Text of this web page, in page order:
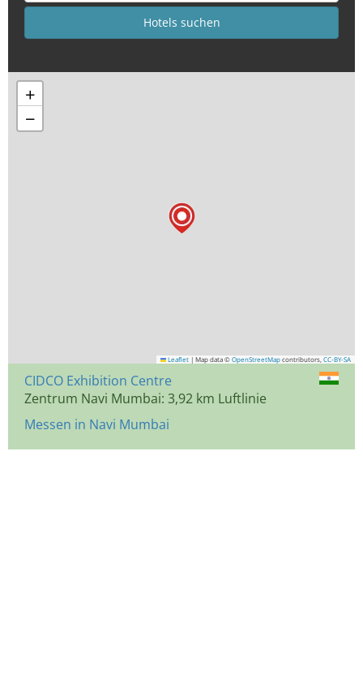
+
−
Leaflet | Map data © OpenStreetMap contributors, CC-BY-SA
CIDCO Exhibition Centre
Zentrum Navi Mumbai: 3,92 km Luftlinie
Messen in Navi Mumbai